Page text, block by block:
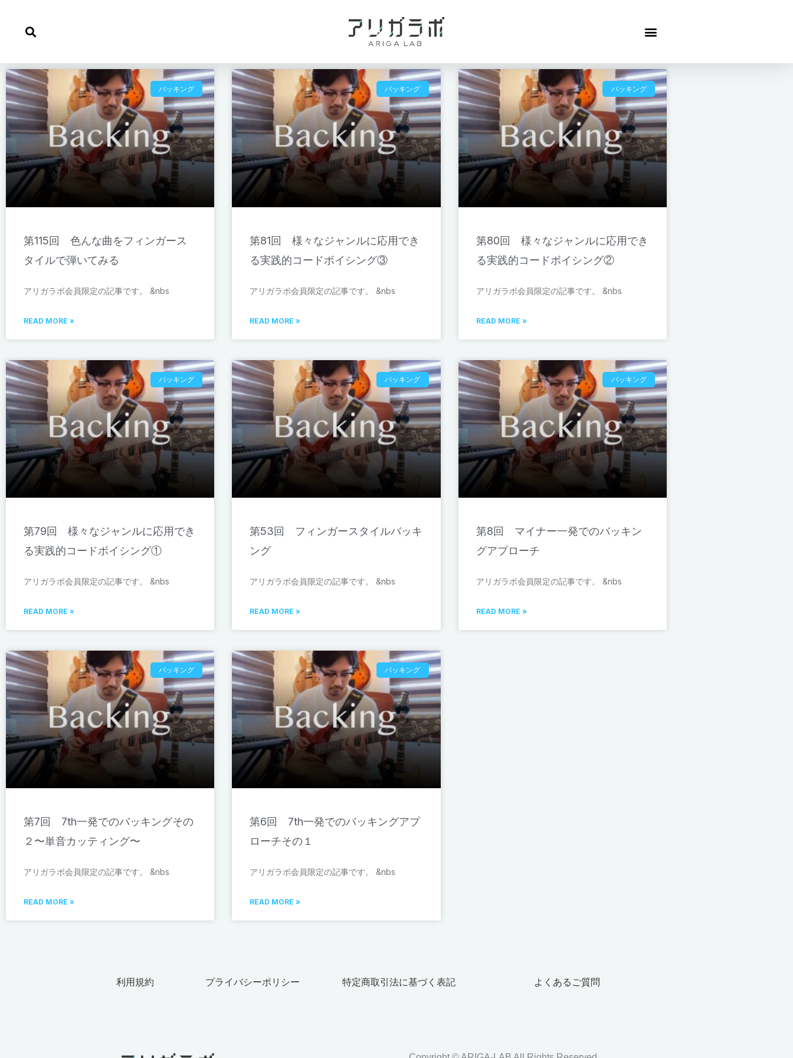
キ
ッ
プ
バッキング
第115回 色んな曲をフィンガース
タイルで弾いてみる
アリガラボ会員限定の記事です。 &nbs
READ MORE »
バッキング
第81回 様々なジャンルに応用でき
る実践的コードボイシング③
アリガラボ会員限定の記事です。 &nbs
READ MORE »
バッキング
第80回 様々なジャンルに応用でき
る実践的コードボイシング②
アリガラボ会員限定の記事です。 &nbs
READ MORE »
バッキング
第79回 様々なジャンルに応用でき
る実践的コードボイシング①
アリガラボ会員限定の記事です。 &nbs
READ MORE »
バッキング
第53回 フィンガースタイルバッキ
ング
アリガラボ会員限定の記事です。 &nbs
READ MORE »
バッキング
第8回 マイナー一発でのバッキン
グアプローチ
アリガラボ会員限定の記事です。 &nbs
READ MORE »
バッキング
第7回 7th一発でのバッキングその
２〜単音カッティング〜
アリガラボ会員限定の記事です。 &nbs
READ MORE »
バッキング
第6回 7th一発でのバッキングアプ
ローチその１
アリガラボ会員限定の記事です。 &nbs
READ MORE »
利用規約 プライバシーポリシー 特定商取引法に基づく表記 よくあるご質問